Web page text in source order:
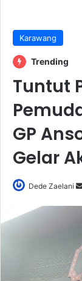
Karawang
Trending
Tuntut
GP
Gelar
Dede Zaelani